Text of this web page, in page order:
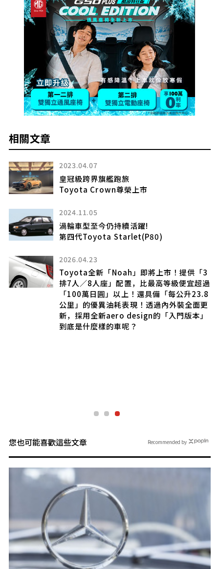
相關文章
2025.12.18
HYUNDAI「現代驅動無界」
完整陣容進駐2026台北車展
2026.03.16
Toyota全新的「FR Sedan」相當具有劃
萬元」相當划算！採用流線車身搭配創新的
「雙層Headlight」，以及時尚的「豪華
Interior」設計！搭載安靜Power unit的
「Mirai」到底是一款什麼樣的車？
2025.07.11
豐田全新「Crown Sport (皇冠運動休
您也可能喜歡這些文章 Recommended by